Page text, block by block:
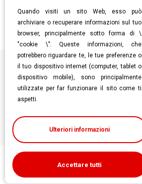
Informazioni
Follow us
Quando visiti un sito Web, esso può
archiviare o recuperare informazioni sul tuo
browser, principalmente sotto forma di \
"cookie \". Queste informazioni, che
potrebbero riguardare te, le tue preferenze o
il tuo dispositivo internet (computer, tablet o
dispositivo mobile), sono principalmente
utilizzate per far funzionare il sito come ti
aspetti.
Ulteriori informazioni
Accettare tutti